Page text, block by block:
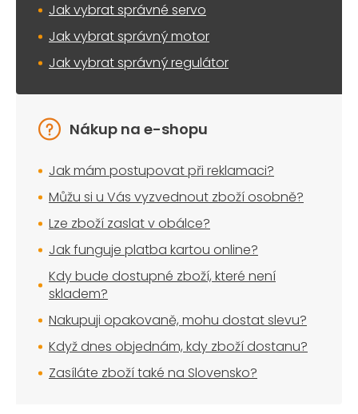
Jak vybrat správné servo
Jak vybrat správný motor
Jak vybrat správný regulátor
Nákup na e-shopu
Jak mám postupovat při reklamaci?
Můžu si u Vás vyzvednout zboží osobně?
Lze zboží zaslat v obálce?
Jak funguje platba kartou online?
Kdy bude dostupné zboží, které není
skladem?
Nakupuji opakovaně, mohu dostat slevu?
Když dnes objednám, kdy zboží dostanu?
Zasíláte zboží také na Slovensko?